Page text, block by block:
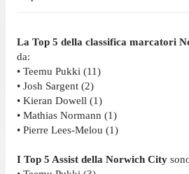
La Top 5 della classifica marcatori
da:
• Teemu Pukki (11)
• Josh Sargent (2)
• Kieran Dowell (1)
• Mathias Normann (1)
• Pierre Lees-Melou (1)
I Top 5 Assist della Norwich City